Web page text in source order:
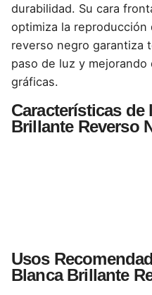
durabilidad. Su cara
optimiza la
reverso negro garantiza
paso de luz y
gráficas.
Características de
Brillante Reverso
Usos
Blanca Brillante